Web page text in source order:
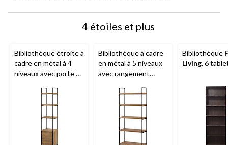
4 étoiles et plus
Bibliothèque étroite à
cadre en métal à 4
niveaux avec porte de
Robson, fini chêne
Bibliothèque à cadre
en métal à 5 niveaux
avec rangement
Bibliothèque
Living, 6